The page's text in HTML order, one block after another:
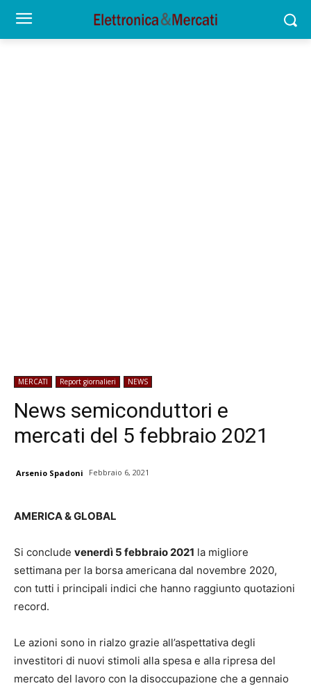
MERCATI Report giornalieri NEWS
News semiconduttori e
mercati del 5 febbraio 2021
Arsenio Spadoni Febbraio 6, 2021
AMERICA & GLOBAL
Si conclude venerdì 5 febbraio 2021 la migliore
settimana per la borsa americana dal novembre 2020,
con tutti i principali indici che hanno raggiunto quotazioni
record.
Le azioni sono in rialzo grazie all’aspettativa degli
investitori di nuovi stimoli alla spesa e alla ripresa del
mercato del lavoro con la disoccupazione che a gennaio